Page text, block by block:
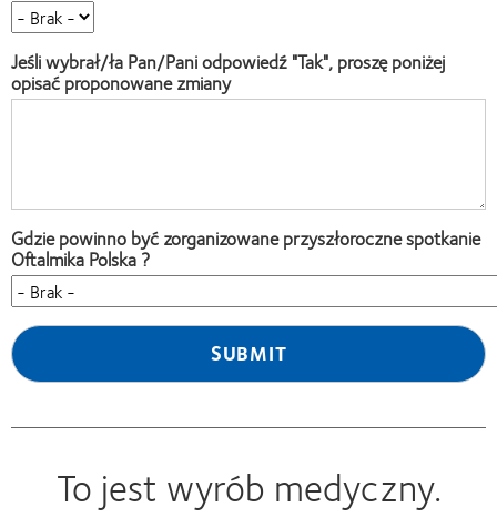
Jeśli wybrał/ła Pan/Pani odpowiedź "Tak", proszę poniżej
opisać proponowane zmiany
Gdzie powinno być zorganizowane przyszłoroczne spotkanie
Oftalmika Polska ?
To jest wyrób medyczny.